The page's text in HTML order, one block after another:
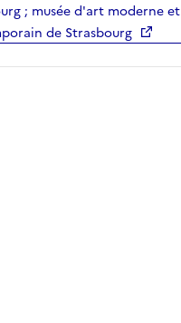
; musée d'art moderne et
de Strasbourg